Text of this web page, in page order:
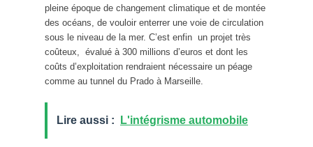
pleine époque de changement climatique et de montée
des océans, de vouloir enterrer une voie de circulation
sous le niveau de la mer. C’est enfin un projet très
coûteux, évalué à 300 millions d’euros et dont les
coûts d’exploitation rendraient nécessaire un péage
comme au tunnel du Prado à Marseille.
Lire aussi : L'intégrisme automobile